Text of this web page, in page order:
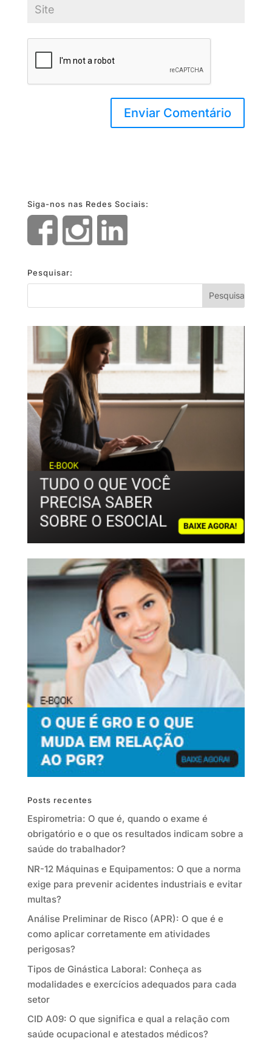
Siga-nos nas Redes Sociais:
Pesquisar:
Posts recentes
Espirometria: O que é, quando o exame é
obrigatório e o que os resultados indicam sobre a
saúde do trabalhador?
NR-12 Máquinas e Equipamentos: O que a norma
exige para prevenir acidentes industriais e evitar
multas?
Análise Preliminar de Risco (APR): O que é e
como aplicar corretamente em atividades
perigosas?
Tipos de Ginástica Laboral: Conheça as
modalidades e exercícios adequados para cada
setor
CID A09: O que significa e qual a relação com
saúde ocupacional e atestados médicos?